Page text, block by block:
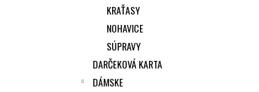
KRAŤASY
NOHAVICE
SÚPRAVY
DARČEKOVÁ KARTA
DÁMSKE